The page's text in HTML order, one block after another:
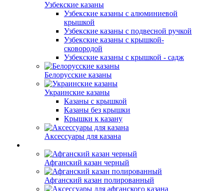
Узбекские казаны
Узбекские казаны с алюминиевой
крышкой
Узбекские казаны с подвесной ручкой
Узбекские казаны с крышкой-
сковородой
Узбекские казаны с крышкой - садж
Белорусские казаны
Украинские казаны
Казаны с крышкой
Казаны без крышки
Крышки к казану
Аксессуары для казана
Афганский казан черный
Афганский казан полированный